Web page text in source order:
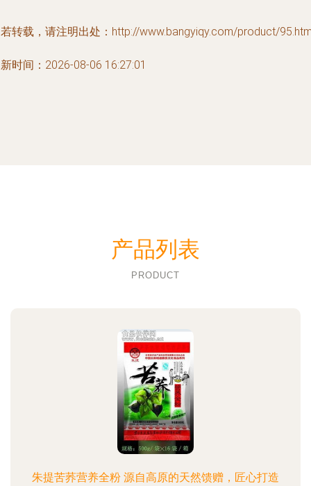
转载，请注明出处：http://www.bangyiqy.com/product/
时间：2026-08-06 16:27:01
产品列表
PRODUCT
朱提苦荞营养全粉 源自高原的天然馈赠，匠心打造